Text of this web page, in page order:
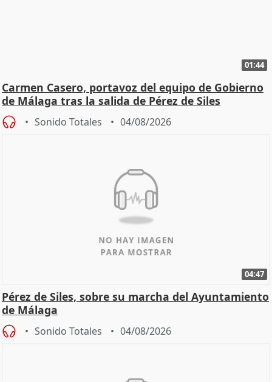
01:44
Carmen Casero, portavoz del equipo de Gobierno
de Málaga tras la salida de Pérez de Siles
Sonido Totales 04/08/2026
04:47
Pérez de Siles, sobre su marcha del Ayuntamiento
de Málaga
Sonido Totales 04/08/2026